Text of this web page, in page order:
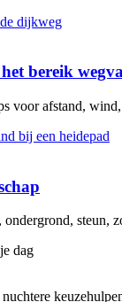
bereik
voor afstand,
steun,
dag